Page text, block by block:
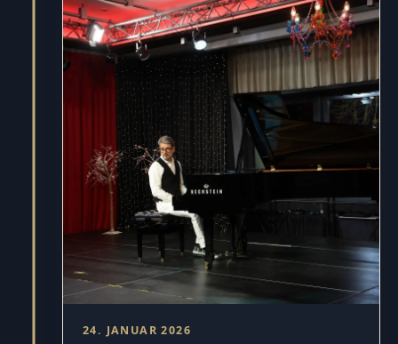
24. JANUAR 2026